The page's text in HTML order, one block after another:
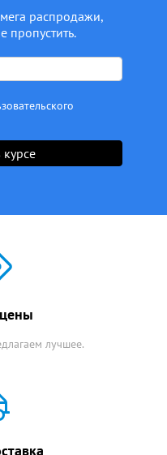
распродажи,
пропустить.
курсе
лучшее.